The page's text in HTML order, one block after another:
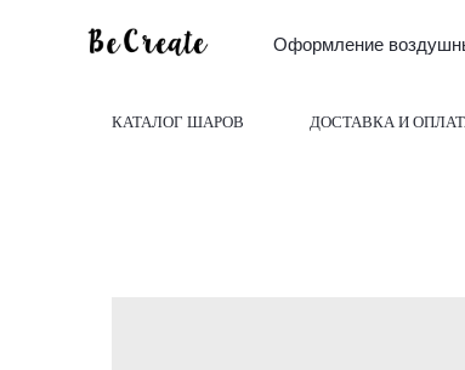
Оформление
КАТАЛОГ ШАРОВ ДОСТАВКА И